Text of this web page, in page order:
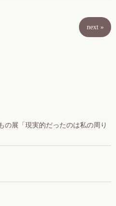
next »
の展「現実的だったのは私の周り